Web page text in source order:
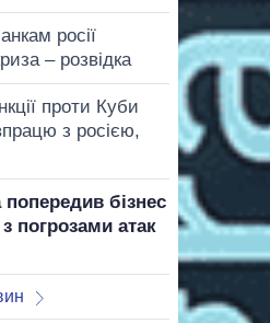
росії
– розвідка
проти Куби
з росією,
бізнес
погрозами атак